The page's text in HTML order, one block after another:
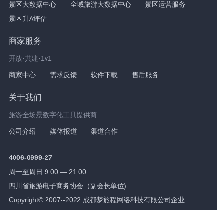
景区大数据中心
全域旅游大数据中心
景区运营服务
景区升A评估
商家服务
开放·共建·1v1
商家中心 需求反馈 软件下载 售后服务
关于我们
旅游全场景数字化工具提供商
公司介绍 媒体报道 渠道合作
4006-0999-27
周一至周日 9:00 — 21:00
四川省旅游电子商务协会（副会长单位)
Copyright©:2007--2022 成都梦旅程网络科技有限公司企业